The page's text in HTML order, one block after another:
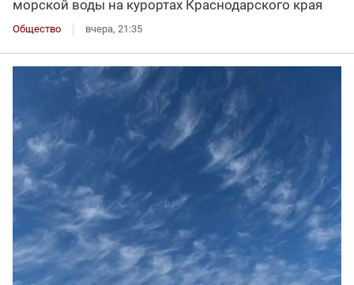
морской воды на курортах Краснодарского края
Общество вчера, 21:35